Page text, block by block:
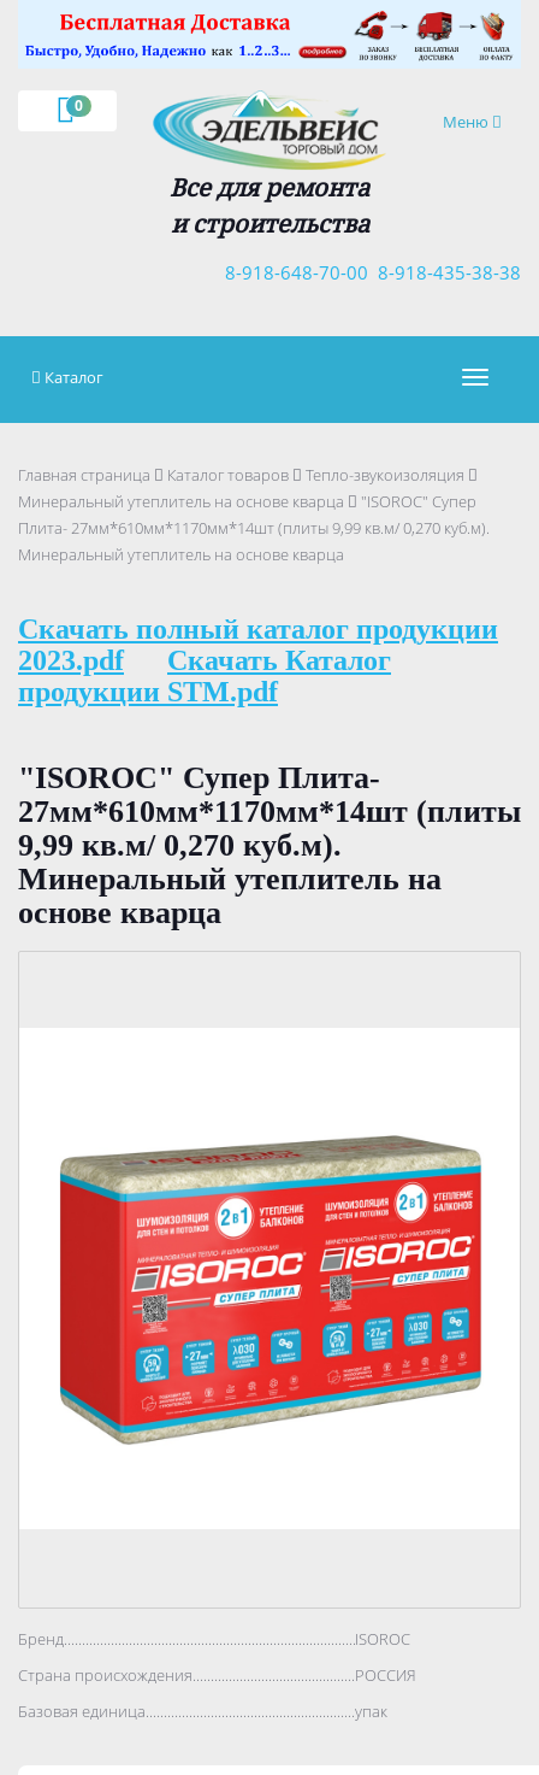
0
Навигация
Меню
Все для ремонта
и строительства
8-918-435-38-38
8-918-648-70-00
Каталог
Главная страница Каталог товаров
Тепло-звукоизоляция
Минеральный утеплитель на основе кварца
"ISOROC" Супер
Плита- 27мм*610мм*1170мм*14шт (плиты 9,99 кв.м/ 0,270 куб.м).
Минеральный утеплитель на основе кварца
Скачать полный каталог продукции
2023.pdf
Скачать Каталог
продукции STM.pdf
"ISOROC" Супер Плита-
27мм*610мм*1170мм*14шт (плиты
9,99 кв.м/ 0,270 куб.м).
Минеральный утеплитель на
основе кварца
Бренд..................................................................................ISOROC
Страна происхождения..................................................................................
РОССИЯ
Базовая единица..................................................................................
упак